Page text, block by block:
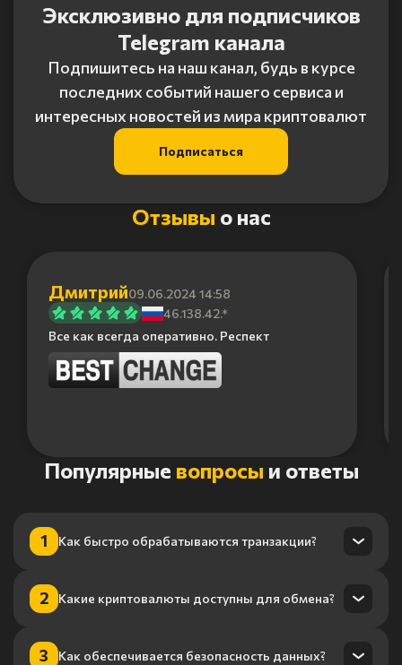
Эксклюзивно для подписчиков
Telegram канала
Подпишитесь на наш канал, будь в курсе
последних событий нашего сервиса и
интересных новостей из мира криптовалют
Подписаться
Отзывы о нас
Дмитрий09.06.2024 14:58
46.138.42.*
Все как всегда оперативно. Респект
Популярные вопросы и ответы
1 Как быстро обрабатываются транзакции?
Транзакции обрабатываются в течение нескольких минут
благодаря нашему высокопроизводительному
2 Какие криптовалюты доступны для обмена?
Мы поддерживаем более 100 криптовалют, включая
3 Как обеспечивается безопасность данных?